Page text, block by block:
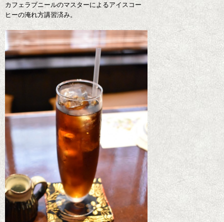
カフェラブニールのマスターによるアイスコー
ヒーの淹れ方講習済み。